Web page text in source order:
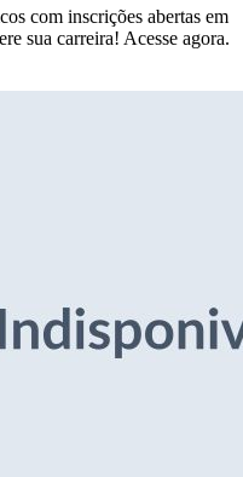
com inscrições abertas em
sua carreira! Acesse agora.